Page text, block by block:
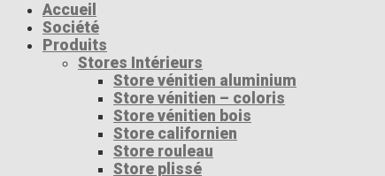
Accueil
Société
Produits
Stores Intérieurs
Store vénitien aluminium
Store vénitien – coloris
Store vénitien bois
Store californien
Store rouleau
Store plissé